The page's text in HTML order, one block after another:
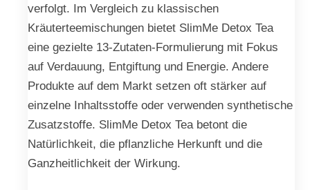
verfolgt. Im Vergleich zu klassischen
Kräuterteemischungen bietet SlimMe Detox Tea
eine gezielte 13-Zutaten-Formulierung mit Fokus
auf Verdauung, Entgiftung und Energie. Andere
Produkte auf dem Markt setzen oft stärker auf
einzelne Inhaltsstoffe oder verwenden synthetische
Zusatzstoffe. SlimMe Detox Tea betont die
Natürlichkeit, die pflanzliche Herkunft und die
Ganzheitlichkeit der Wirkung.